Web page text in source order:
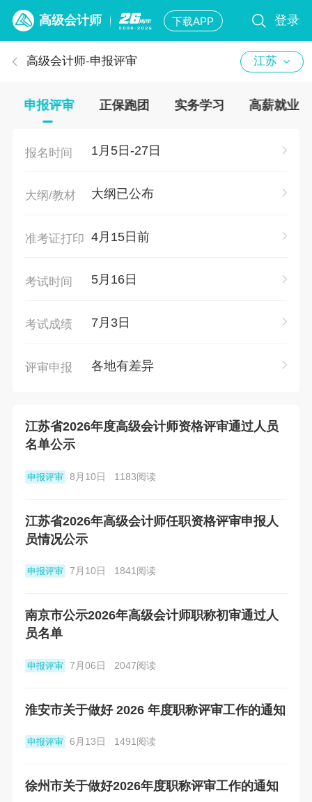
高级会计师 下载APP 登录
江苏
高级会计师-申报评审
申报评审 正保跑团 实务学习 高薪就业
报名时间 1月5日-27日
大纲/教材 大纲已公布
准考证打印 4月15日前
考试时间 5月16日
考试成绩 7月3日
评审申报 各地有差异
江苏省2026年度高级会计师资格评审通过人员
名单公示
申报评审 8月10日 1183阅读
江苏省2026年高级会计师任职资格评审申报人
员情况公示
申报评审 7月10日 1841阅读
南京市公示2026年高级会计师职称初审通过人
员名单
申报评审 7月06日 2047阅读
淮安市关于做好 2026 年度职称评审工作的通知
申报评审 6月13日 1491阅读
徐州市关于做好2026年度职称评审工作的通知